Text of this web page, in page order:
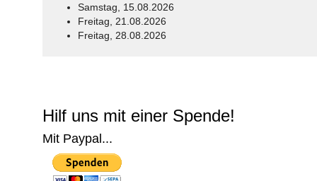
Samstag, 15.08.2026
Freitag, 21.08.2026
Freitag, 28.08.2026
Hilf uns mit einer Spende!
Mit Paypal...